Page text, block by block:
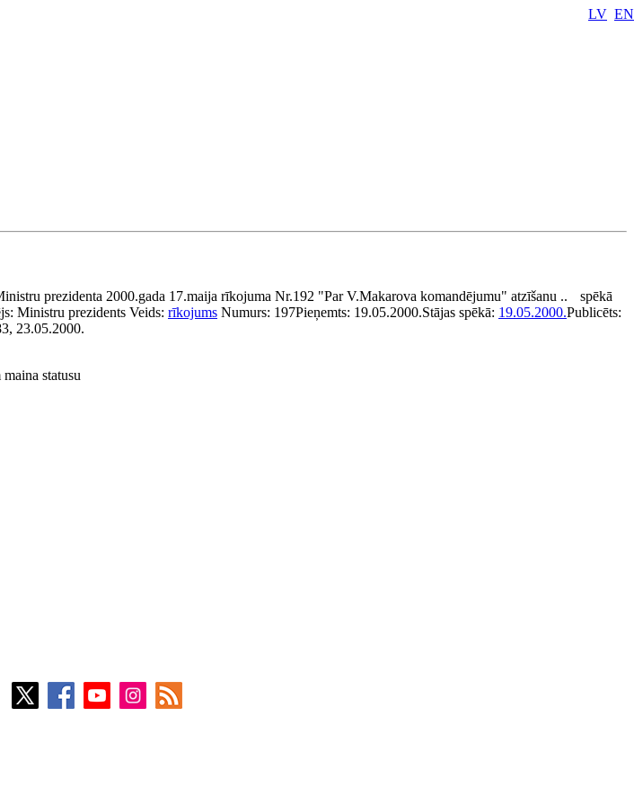
LV EN
prezidenta 2000.gada 17.maija rīkojuma Nr.192 "Par V.Makarova komandējumu" atzīšanu ..
spēkā
Ministru prezidents Veids: rīkojums Numurs: 197Pieņemts: 19.05.2000.Stājas spēkā: 19.05.2000.Publicēts:
23.05.2000.
statusu